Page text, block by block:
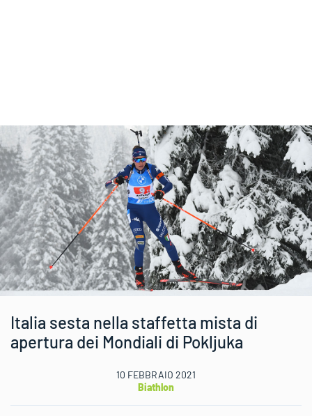
Italia sesta nella staffetta mista di
apertura dei Mondiali di Pokljuka
10 FEBBRAIO 2021
Biathlon